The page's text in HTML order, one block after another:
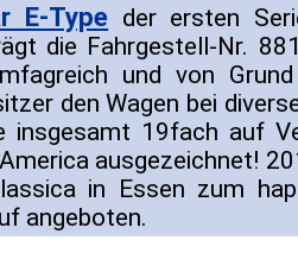
E-Type der ersten
die Fahrgestell-Nr.
und von
den Wagen bei
insgesamt 19fach auf
ausgezeichnet!
in Essen zum
angeboten.